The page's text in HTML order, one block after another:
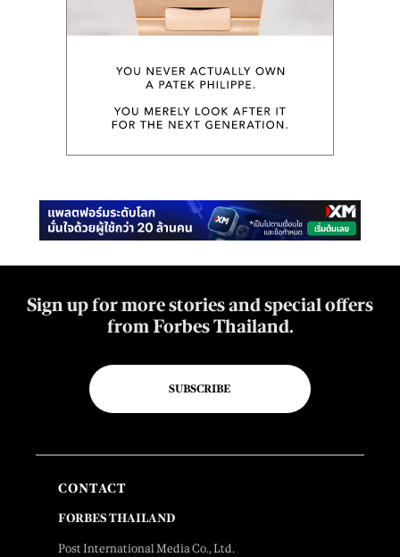
Sign up for more stories and special offers
from Forbes Thailand.
SUBSCRIBE
CONTACT
FORBES THAILAND
Post International Media Co., Ltd.